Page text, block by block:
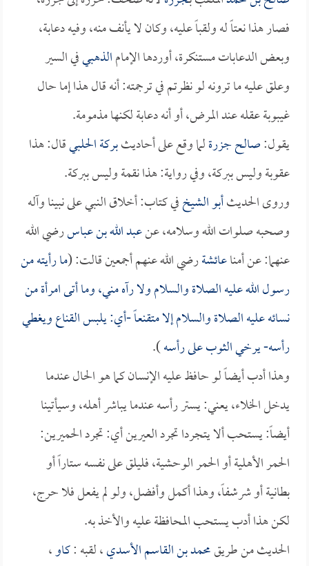
فصار هذا نعتاً له ولقباً عليه، وكان لا يأنف منه، وفيه دعابة،
وبعض الدعابات مستنكرة، أوردها الإمامالذهبيفي السير
وعلق عليه ما ترونه لو نظرتم في ترجمته: أنه قال هذا إما حال
غيبوبة عقله عند المرض، أو أنه دعابة لكنها مذمومة.
يقول:صالح جزرةلما وقع على أحاديثبركة الحلبيقال: هذا
عقوبة وليس ببركة، وفي رواية: هذا نقمة وليس ببركة.
وروى الحديثأبو الشيخفي كتاب: أخلاق النبي على نبينا وآله
وصحبه صلوات الله وسلامه، عنعبد الله بن عباسرضي الله
عنهما: عن أمناعائشةرضي الله عنهم أجمعين قالت: (ما رأيته من
رسول الله عليه الصلاة والسلام ولا رآه مني، وما أتى امرأة من
نسائه عليه الصلاة والسلام إلا متقنعاً -أي: يلبس القناع ويغطي
رأسه- يرخي الثوب على رأسه).
وهذا أدب أيضاً لو حافظ عليه الإنسان كما هو الحال عندما
يدخل الخلاء، يعني: يستر رأسه عندما يباشر أهله، وسيأتينا
أيضاً: يستحب ألا يتجردا تجرد العيرين أي: تجرد الحميرين:
الحمر الأهلية أو الحمر الوحشية، فليلق على نفسه ستاراً أو
بطانية أو شرشفاً، وهذا أكمل وأفضل، ولو لم يفعل فلا حرج،
لكن هذا أدب يستحب المحافظة عليه والأخذ به.
الحديث من طريقمحمد بن القاسم الأسدي، لقبه :كاو،